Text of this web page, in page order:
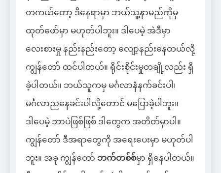
တကယ်တော့ ဒီနေရာမှာ ဘယ်သူ့နာမည်ကိုမှ
ထုတ်ဖော်မှာ မဟုတ်ပါဘူး။ ဒါပေမဲ့ အဲဒီမှာ
လေးစားမှု နည်းနည်းတော့ လျော့နည်းနေတယ်လို့
ကျွန်တော် ထင်ပါတယ်။ ရိုင်းစိုင်းမှုတချို့လည်း ရှိ
ခဲ့ပါတယ်။ ဘယ်သူကမှ မင်္ဂလာနံနက်ခင်းပါ၊
မင်္ဂလာညနေခင်းပါလို့တောင် မပြောခဲ့ပါဘူး။
ဒါပေမဲ့ ဘာပဲဖြစ်ဖြစ် ဒါတွေက အတိတ်မှာပါ။
ကျွန်တော် ဒီအရာတွေကို အရေးပေးမှာ မဟုတ်ပါ
ဘူး။ အခု ကျွန်တော် ဘက်တစ်စ်မှာ ရှိနေပါတယ်။